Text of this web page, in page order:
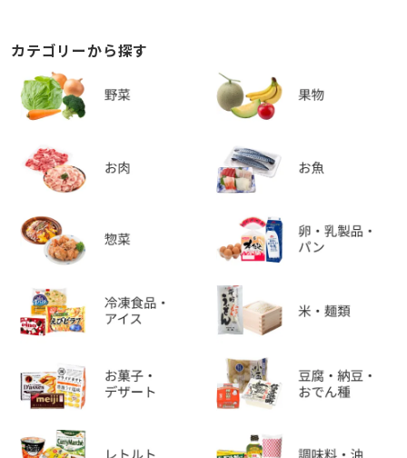
カテゴリーから探す